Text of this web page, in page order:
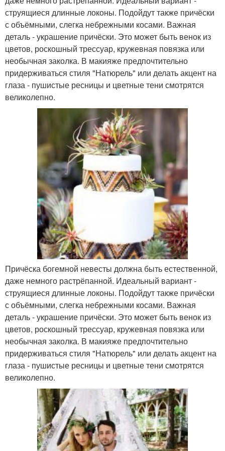
струящиеся длинные локоны. Подойдут также причёски
с объёмными, слегка небрежными косами. Важная
деталь - украшение причёски. Это может быть венок из
цветов, роскошный трессуар, кружевная повязка или
необычная заколка. В макияже предпочтительно
придерживаться стиля "Натюрель" или делать акцент на
глаза - пушистые ресницы и цветные тени смотрятся
великолепно.
Причёска богемной невесты должна быть естественной,
даже немного растрёпанной. Идеальный вариант -
струящиеся длинные локоны. Подойдут также причёски
с объёмными, слегка небрежными косами. Важная
деталь - украшение причёски. Это может быть венок из
цветов, роскошный трессуар, кружевная повязка или
необычная заколка. В макияже предпочтительно
придерживаться стиля "Натюрель" или делать акцент на
глаза - пушистые ресницы и цветные тени смотрятся
великолепно.